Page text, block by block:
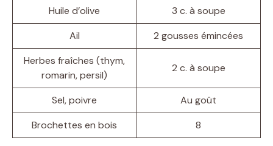
Huile d’olive
3 c. à soupe
Ail
2 gousses émincées
Herbes fraîches (thym,
romarin, persil)
2 c. à soupe
Sel, poivre
Au goût
Brochettes en bois
8